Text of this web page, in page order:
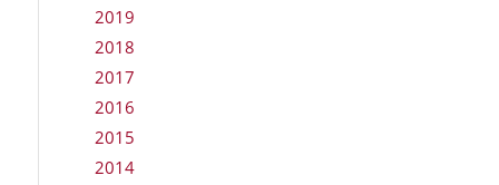
2019
2018
2017
2016
2015
2014